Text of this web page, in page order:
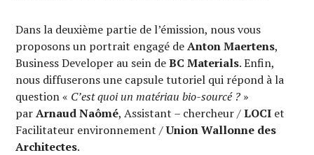
Dans la deuxième partie de l’émission, nous vous
proposons un portrait engagé deAnton Maertens,
Business Developer au sein deBC Materials. Enfin,
nous diffuserons une capsule tutoriel qui répond à la
question « C’est quoi un matériau bio-sourcé ? »
parArnaud Naômé, Assistant – chercheur /LOCI et
Facilitateur environnement /Union Wallonne des
Architectes.